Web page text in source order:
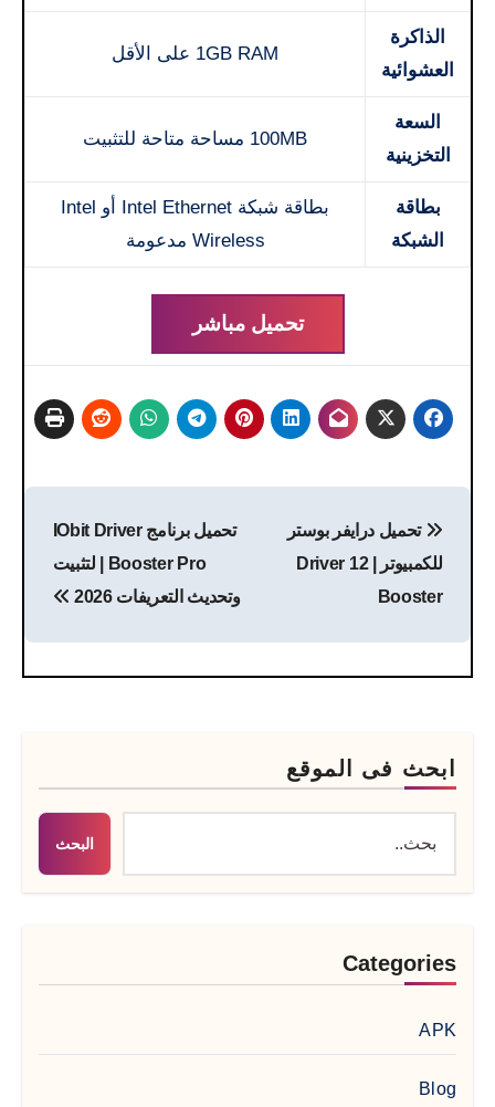
الذاكرة
العشوائية
1GB RAM على الأقل
السعة
التخزينية
100MB مساحة متاحة للتثبيت
بطاقة
الشبكة
بطاقة شبكة Intel Ethernet أو Intel
Wireless مدعومة
تحميل مباشر
المقالات
تحميل درايفر بوستر
للكمبيوتر | 12 Driver
Booster
تحميل برنامج IObit Driver
Booster Pro | لتثبيت
وتحديث التعريفات 2026
ابحث فى الموقع
البحث
Categories
APK
Blog